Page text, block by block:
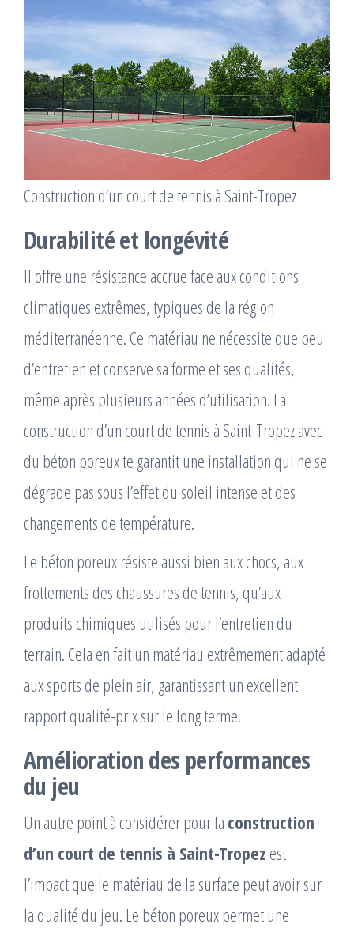
Construction d’un court de tennis à Saint-Tropez
Durabilité et longévité
Il offre une résistance accrue face aux conditions
climatiques extrêmes, typiques de la région
méditerranéenne. Ce matériau ne nécessite que peu
d’entretien et conserve sa forme et ses qualités,
même après plusieurs années d’utilisation. La
construction d’un court de tennis à Saint-Tropez avec
du béton poreux te garantit une installation qui ne se
dégrade pas sous l’effet du soleil intense et des
changements de température.
Le béton poreux résiste aussi bien aux chocs, aux
frottements des chaussures de tennis, qu’aux
produits chimiques utilisés pour l’entretien du
terrain. Cela en fait un matériau extrêmement adapté
aux sports de plein air, garantissant un excellent
rapport qualité-prix sur le long terme.
Amélioration des performances
du jeu
Un autre point à considérer pour la construction
d’un court de tennis à Saint-Tropez est
l’impact que le matériau de la surface peut avoir sur
la qualité du jeu. Le béton poreux permet une